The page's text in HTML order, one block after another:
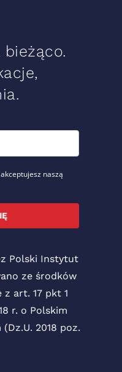
naszą
Polski Instytut
ze środków
art. 17 pkt 1
r. o Polskim
2018 poz.